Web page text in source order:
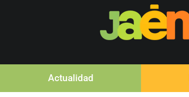
Actualidad